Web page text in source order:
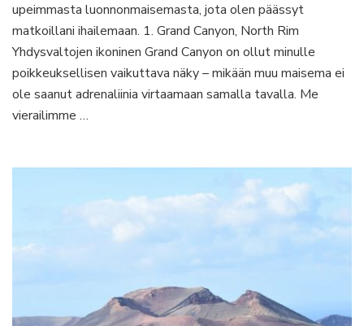
upeimmasta luonnonmaisemasta, jota olen päässyt
matkoillani ihailemaan. 1. Grand Canyon, North Rim
Yhdysvaltojen ikoninen Grand Canyon on ollut minulle
poikkeuksellisen vaikuttava näky – mikään muu maisema ei
ole saanut adrenaliinia virtaamaan samalla tavalla. Me
vierailimme …